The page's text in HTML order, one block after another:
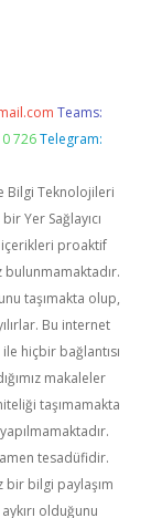
Teams:
726 Telegram:
Bilgi Teknolojileri
Yer Sağlayıcı
proaktif
taşımakta olup,
Bu internet
hiçbir bağlantısı
makaleler
taşımamakta
tesadüfidir.
bir bilgi paylaşım
olduğunu